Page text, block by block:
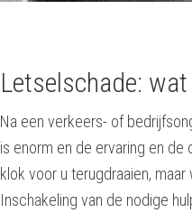
Letselschade:
Na een verkeers- of
is enorm en de ervaring en
klok voor u terugdraaien,
Inschakeling van de nodige